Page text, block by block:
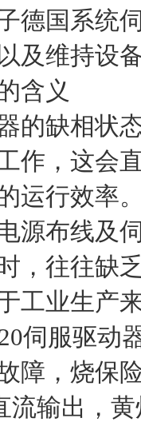
德国系统
及维持设
含义
的缺相状
作，这会
运行效率
源布线及
，往往缺
工业生产
伺服驱动
障，烧保
流输出，